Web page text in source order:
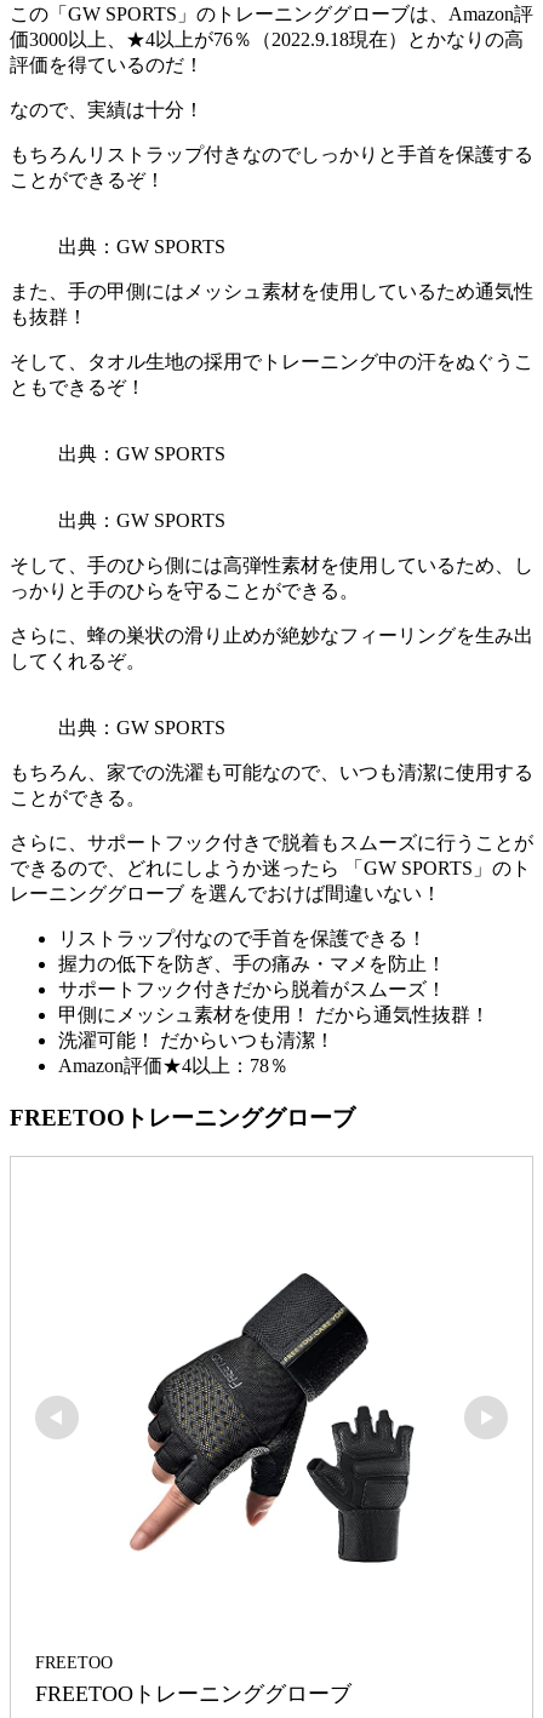
この「GW SPORTS」のトレーニンググローブは、Amazon評
価3000以上、★4以上が76％（2022.9.18現在）とかなりの高
評価を得ているのだ！
なので、実績は十分！
もちろん リストラップ付きなのでしっかりと手首を保護する
ことができるぞ！
出典：GW SPORTS
また、手の甲側にはメッシュ素材を使用しているため通気性
も抜群！
そして、タオル生地の採用でトレーニング中の汗をぬぐうこ
ともできるぞ！
出典：GW SPORTS
出典：GW SPORTS
そして、 手のひら側には高弾性素材を使用 しているため、し
っかりと手のひらを守ることができる。
さらに、蜂の巣状の滑り止めが絶妙なフィーリングを生み出
してくれるぞ。
出典：GW SPORTS
もちろん、 家での洗濯も可能なので、いつも清潔に使用する
ことができる。
さらに、 サポートフック付きで脱着もスムーズに行うことが
できるので、どれにしようか迷ったら 「GW SPORTS」のト
レーニンググローブ を選んでおけば間違いない！
リストラップ付なので手首を保護できる！
握力の低下を防ぎ、手の痛み・マメを防止！
サポートフック付きだから脱着がスムーズ！
甲側にメッシュ素材を使用！ だから通気性抜群！
洗濯可能！ だからいつも清潔！
Amazon評価★4以上：78％
FREETOOトレーニンググローブ
FREETOO
FREETOOトレーニンググローブ